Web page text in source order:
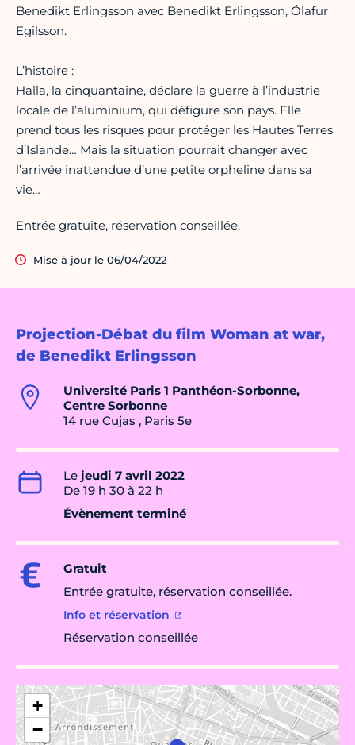
Projection-Débat du film Woman at war,
de Benedikt Erlingsson
Université Paris 1 Panthéon-Sorbonne,
Centre Sorbonne
14 rue Cujas , Paris 5e
Le jeudi 7 avril 2022
De 19 h 30 à 22 h
Évènement terminé
Gratuit
Entrée gratuite, réservation conseillée.
Info et réservation
Réservation conseillée
+
−
Benedikt Erlingsson avec Benedikt Erlingsson, Ólafur
Egilsson.
L’histoire :
Halla, la cinquantaine, déclare la guerre à l’industrie
locale de l’aluminium, qui défigure son pays. Elle
prend tous les risques pour protéger les Hautes Terres
d’Islande… Mais la situation pourrait changer avec
l’arrivée inattendue d’une petite orpheline dans sa
vie…
Entrée gratuite, réservation conseillée.
Mise à jour le 06/04/2022